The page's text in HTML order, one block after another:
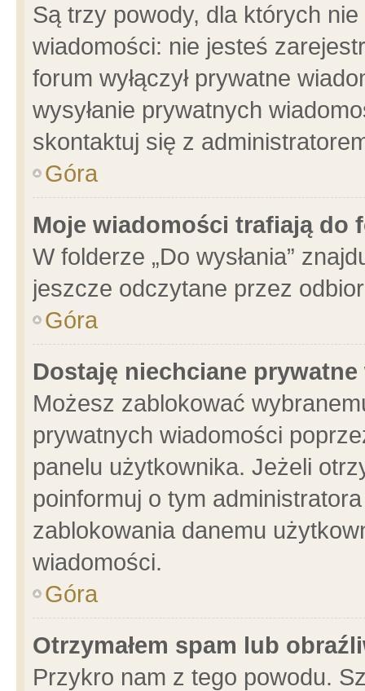
Są trzy powody, dla których
wiadomości: nie jesteś
forum wyłączył prywatne
wysyłanie prywatnych
skontaktuj się z
Góra
Moje wiadomości trafiają do
W folderze „Do wysłania”
jeszcze odczytane przez
Góra
Dostaję niechciane
Możesz zablokować
prywatnych wiadomości
panelu użytkownika. Jeżeli
poinformuj o tym
zablokowania danemu
wiadomości.
Góra
Otrzymałem spam lub
Przykro nam z tego powodu.